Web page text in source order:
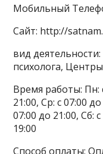
Мобильный
Сайт: http://
вид деятельности:
психолога,
Время работы: Пн:
21:00, Ср: с 07:00
07:00 до 21:00, Сб:
19:00
Способ оплаты: